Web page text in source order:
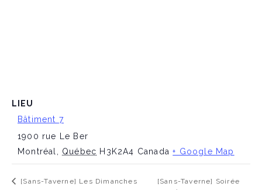
LIEU
Bâtiment 7
1900 rue Le Ber
Montréal
Québec H3K2A4 Canada + Google Map
[Sans-Taverne] Les Dimanches
[Sans-Taverne] Soirée